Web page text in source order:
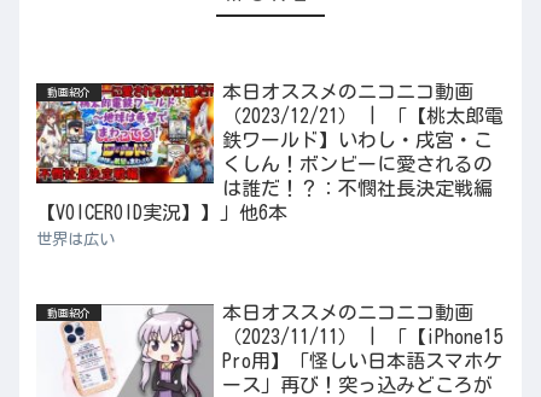
動画紹介
本日オススメのニコニコ動画
（2023/12/21） | 「【桃太郎電
鉄ワールド】いわし・戌宮・こ
くしん！ボンビーに愛されるの
は誰だ！？：不憫社長決定戦編
【VOICEROID実況】】」他6本
世界は広い
動画紹介
本日オススメのニコニコ動画
（2023/11/11） | 「【iPhone15
Pro用】「怪しい日本語スマホケ
ース」再び！突っ込みどころが